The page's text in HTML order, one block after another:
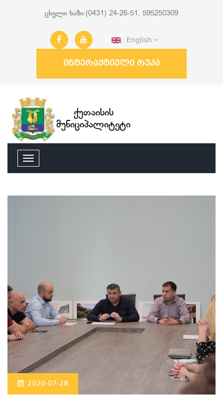
ცხელი ხაზი:(0431) 24-26-51, 595250309
English
ინტერაქტიული რუკა
ქუთაისის
მუნიციპალიტეტი
2020-07-28